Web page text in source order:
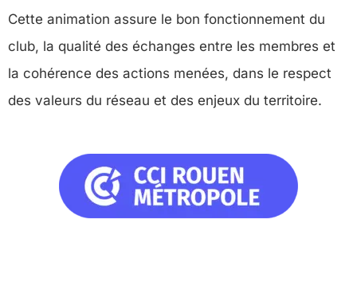
Cette animation assure le bon fonctionnement du
club, la qualité des échanges entre les membres et
la cohérence des actions menées, dans le respect
des valeurs du réseau et des enjeux du territoire.